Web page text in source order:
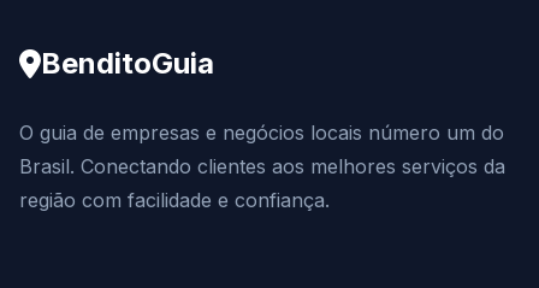
BenditoGuia
O guia de empresas e negócios locais número um do
Brasil. Conectando clientes aos melhores serviços da
região com facilidade e confiança.